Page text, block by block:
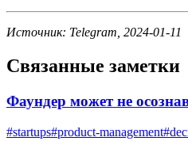
Источник: Telegram, 2024-01-11
Связанные заметки
Фаундер может не
#startups#product-management#